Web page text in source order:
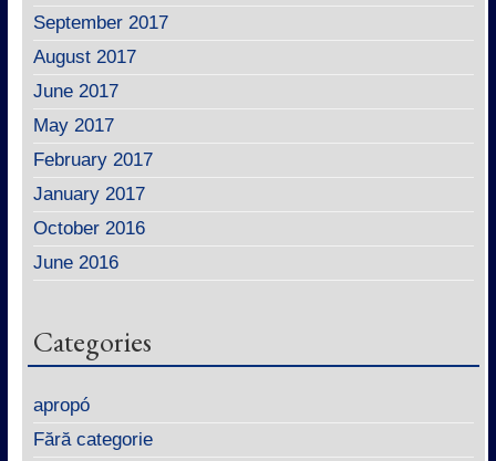
September 2017
August 2017
June 2017
May 2017
February 2017
January 2017
October 2016
June 2016
Categories
apropó
Fără categorie